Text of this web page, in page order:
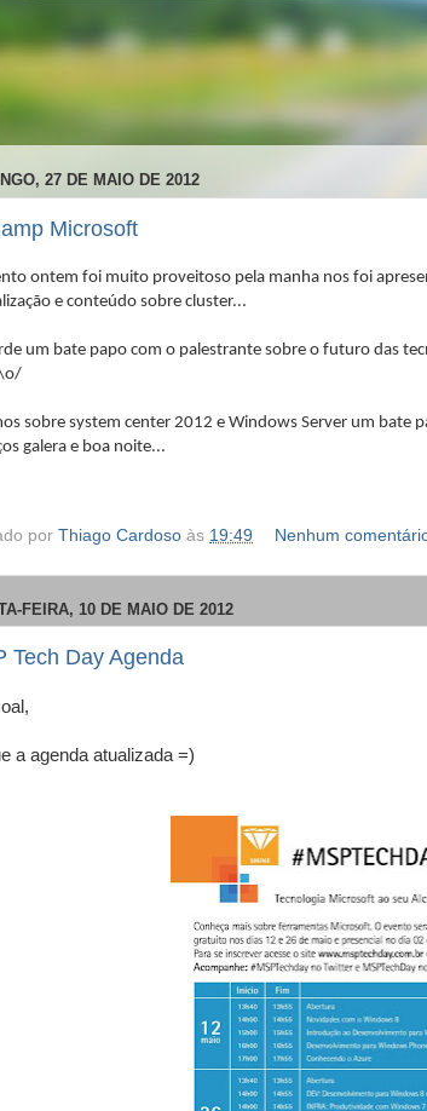
27 DE MAIO DE 2012
Microsoft
ontem foi muito proveitoso pela manha nos foi
e conteúdo sobre cluster...
um bate papo com o palestrante sobre o futuro das
sobre system center 2012 e Windows Server um bate
galera e boa noite...
por Thiago Cardoso às 19:49 Nenhum
FEIRA, 10 DE MAIO DE 2012
Tech Day Agenda
a agenda atualizada =)